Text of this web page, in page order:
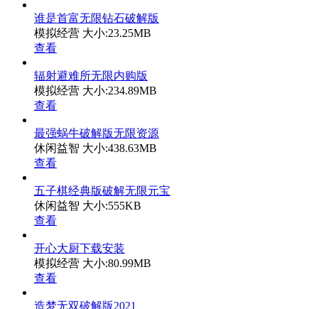
谁是首富无限钻石破解版
模拟经营 大小:23.25MB
查看
辐射避难所无限内购版
模拟经营 大小:234.89MB
查看
最强蜗牛破解版无限资源
休闲益智 大小:438.63MB
查看
五子棋经典版破解无限元宝
休闲益智 大小:555KB
查看
开心大厨下载安装
模拟经营 大小:80.99MB
查看
造梦无双破解版2021